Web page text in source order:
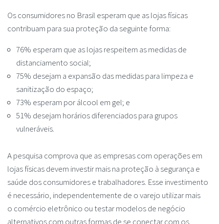
Os consumidores no Brasil esperam que as lojas físicas
contribuam para sua proteção da seguinte forma:
76% esperam que as lojas respeitem as medidas de
distanciamento social;
75% desejam a expansão das medidas para limpeza e
sanitização do espaço;
73% esperam por álcool em gel; e
51% desejam horários diferenciados para grupos
vulneráveis.
A pesquisa comprova que as empresas com operações em
lojas físicas devem investir mais na proteção à segurança e
saúde dos consumidores e trabalhadores. Esse investimento
é necessário, independentemente de o varejo utilizar mais
o comércio eletrônico ou testar modelos de negócio
alternativos com outras formas de se conectar com os